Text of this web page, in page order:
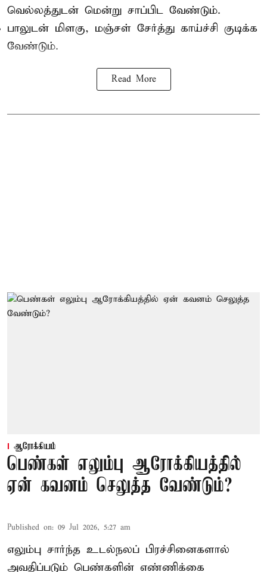
வெல்லத்துடன் மென்று சாப்பிட வேண்டும்.
பாலுடன் மிளகு, மஞ்சள் சேர்த்து காய்ச்சி குடிக்க
வேண்டும்.
Read More
ஆரோக்கியம்
பெண்கள் எலும்பு ஆரோக்கியத்தில்
ஏன் கவனம் செலுத்த வேண்டும்?
Published on: 09 Jul 2026, 5:27 am
எலும்பு சார்ந்த உடல்நலப் பிரச்சினைகளால்
அவதிப்படும் பெண்களின் எண்ணிக்கை